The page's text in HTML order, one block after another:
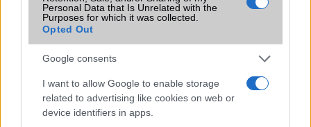
Personal Data that Is Unrelated with the
Purposes for which it was collected.
Opted Out
Google consents
I want to allow Google to enable storage
related to advertising like cookies on web or
device identifiers in apps.
A Google Keep rendszerszintű alkalmazássá válhat -
nagyobb fejlesztések jöhetnek
6 ok, amiért nem váltom le a Google Keepet
A Google Keep megkezdi az emlékeztetők átköltöztetését
a Google Tasksbe
Évek óta alábecsülöd a Google Keepet, pedig tele van